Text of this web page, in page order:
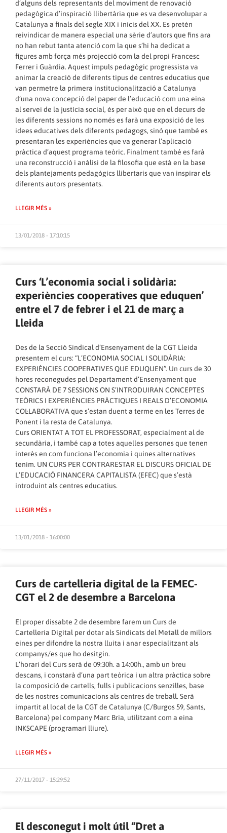
d’alguns dels representants del moviment de renovació
pedagògica d’inspiració llibertària que es va desenvolupar a
Catalunya a finals del segle XIX i inicis del XX. Es pretén
reivindicar de manera especial una sèrie d’autors que fins ara
no han rebut tanta atenció com la que s’hi ha dedicat a
figures amb força més projecció com la del propi Francesc
Ferrer i Guàrdia. Aquest impuls pedagògic progressista va
animar la creació de diferents tipus de centres educatius que
van permetre la primera institucionalització a Catalunya
d’una nova concepció del paper de l’educació com una eina
al servei de la justícia social, és per això que en el decurs de
les diferents sessions no només es farà una exposició de les
idees educatives dels diferents pedagogs, sinó que també es
presentaran les experiències que va generar l’aplicació
pràctica d’aquest programa teòric. Finalment també es farà
una reconstrucció i anàlisi de la filosofia que està en la base
dels plantejaments pedagògics llibertaris que van inspirar els
diferents autors presentats.
LLEGIR MÉS »
13/01/2018 - 17:10:15
Curs ‘L’economia social i solidària:
experiències cooperatives que eduquen’
entre el 7 de febrer i el 21 de març a
Lleida
Des de la Secció Sindical d’Ensenyament de la CGT Lleida
presentem el curs: “L’ECONOMIA SOCIAL I SOLIDÀRIA:
EXPERIÈNCIES COOPERATIVES QUE EDUQUEN”. Un curs de 30
hores reconegudes pel Departament d’Ensenyament que
CONSTARÀ DE 7 SESSIONS ON S’INTRODUIRAN CONCEPTES
TEÒRICS I EXPERIÈNCIES PRÀCTIQUES I REALS D’ECONOMIA
COL·LABORATIVA que s’estan duent a terme en les Terres de
Ponent i la resta de Catalunya.
Curs ORIENTAT A TOT EL PROFESSORAT, especialment al de
secundària, i també cap a totes aquelles persones que tenen
interès en com funciona l’economia i quines alternatives
tenim. UN CURS PER CONTRARESTAR EL DISCURS OFICIAL DE
L’EDUCACIÓ FINANCERA CAPITALISTA (EFEC) que s’està
introduint als centres educatius.
LLEGIR MÉS »
13/01/2018 - 16:00:00
Curs de cartelleria digital de la FEMEC-
CGT el 2 de desembre a Barcelona
El proper dissabte 2 de desembre farem un Curs de
Cartelleria Digital per dotar als Sindicats del Metall de millors
eines per difondre la nostra lluita i anar especialitzant als
companys/es que ho desitgin.
L’horari del Curs serà de 09:30h. a 14:00h., amb un breu
descans, i constarà d’una part teòrica i un altra pràctica sobre
la composició de cartells, fulls i publicacions senzilles, base
de les nostres comunicacions als centres de treball. Serà
impartit al local de la CGT de Catalunya (C/Burgos 59, Sants,
Barcelona) pel company Marc Bria, utilitzant com a eina
INKSCAPE (programari lliure).
LLEGIR MÉS »
27/11/2017 - 15:29:52
El desconegut i molt útil “Dret a